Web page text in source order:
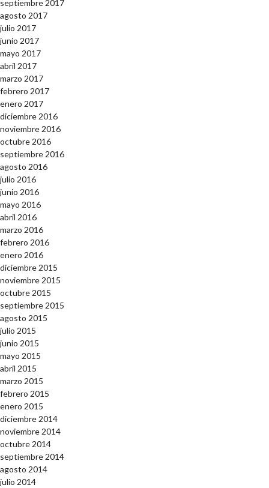
septiembre 2017
agosto 2017
julio 2017
junio 2017
mayo 2017
abril 2017
marzo 2017
febrero 2017
enero 2017
diciembre 2016
noviembre 2016
octubre 2016
septiembre 2016
agosto 2016
julio 2016
junio 2016
mayo 2016
abril 2016
marzo 2016
febrero 2016
enero 2016
diciembre 2015
noviembre 2015
octubre 2015
septiembre 2015
agosto 2015
julio 2015
junio 2015
mayo 2015
abril 2015
marzo 2015
febrero 2015
enero 2015
diciembre 2014
noviembre 2014
octubre 2014
septiembre 2014
agosto 2014
julio 2014